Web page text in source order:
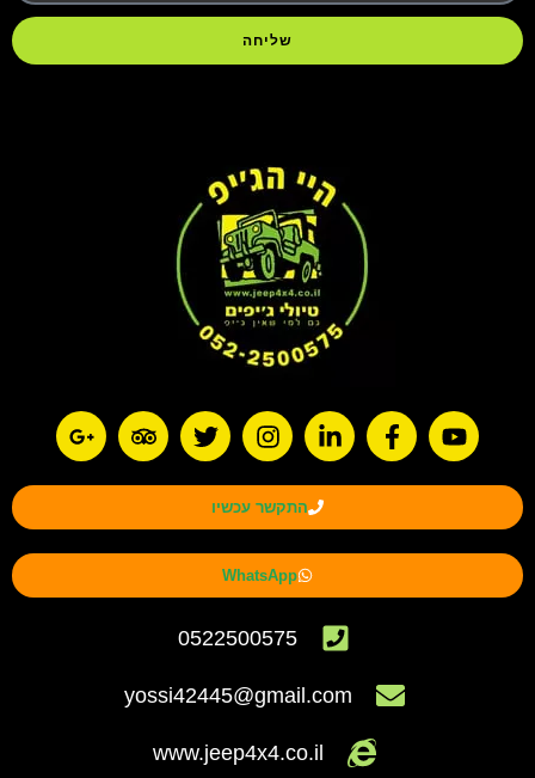
שליחה
התקשר עכשיו
WhatsApp
0522500575
yossi42445@gmail.com
www.jeep4x4.co.il